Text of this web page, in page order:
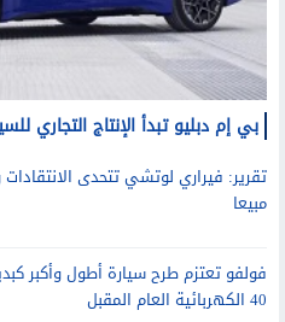
بي إم دبليو تبدأ الإنتاج التجاري للسيارة
تقرير: فيراري لوتشي تتحدى
مبيعا